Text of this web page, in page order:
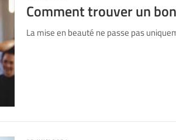
Comment trouver un
La mise en beauté ne passe pas